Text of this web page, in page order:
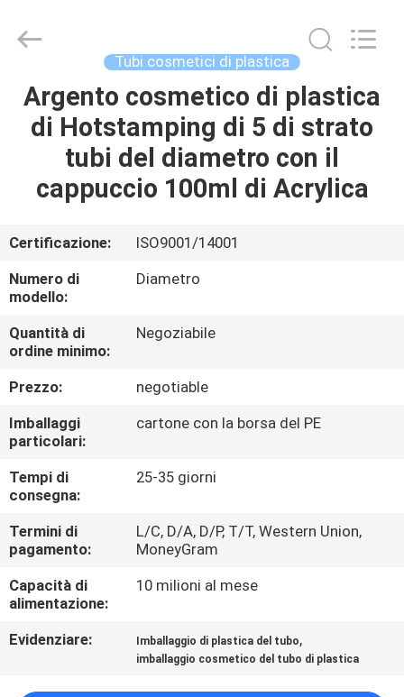
CASA
PRODOTTI
CIRCA
NOI
GIRO
DELLA
FABBRICA
CONTROLLO
DI
QUALITÀ
CONTATTICI
RICHIEDA
Copyright
emptycosmetictube.com.
Reserved.
Tubi cosmetici di plastica
Argento cosmetico di plastica
di Hotstamping di 5 di strato
tubi del diametro con il
cappuccio 100ml di Acrylica
Certificazione:
ISO9001/14001
Numero di
modello:
Diametro
Quantità di
ordine minimo:
Negoziabile
Prezzo:
negotiable
Imballaggi
particolari:
cartone con la borsa del PE
Tempi di
consegna:
25-35 giorni
Termini di
pagamento:
L/C, D/A, D/P, T/T, Western Union,
MoneyGram
Capacità di
alimentazione:
10 milioni al mese
Evidenziare: Imballaggio di plastica del tubo,
imballaggio cosmetico del tubo di plastica